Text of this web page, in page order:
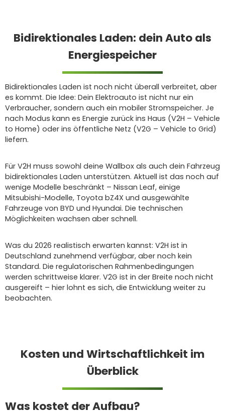
Bidirektionales Laden: dein Auto als
Energiespeicher
Bidirektionales Laden ist noch nicht überall verbreitet, aber
es kommt. Die Idee: Dein Elektroauto ist nicht nur ein
Verbraucher, sondern auch ein mobiler Stromspeicher. Je
nach Modus kann es Energie zurück ins Haus (V2H – Vehicle
to Home) oder ins öffentliche Netz (V2G – Vehicle to Grid)
liefern.
Für V2H muss sowohl deine Wallbox als auch dein Fahrzeug
bidirektionales Laden unterstützen. Aktuell ist das noch auf
wenige Modelle beschränkt – Nissan Leaf, einige
Mitsubishi-Modelle, Toyota bZ4X und ausgewählte
Fahrzeuge von BYD und Hyundai. Die technischen
Möglichkeiten wachsen aber schnell.
Was du 2026 realistisch erwarten kannst: V2H ist in
Deutschland zunehmend verfügbar, aber noch kein
Standard. Die regulatorischen Rahmenbedingungen
werden schrittweise klarer. V2G ist in der Breite noch nicht
ausgereift – hier lohnt es sich, die Entwicklung weiter zu
beobachten.
Kosten und Wirtschaftlichkeit im
Überblick
Was kostet der Aufbau?